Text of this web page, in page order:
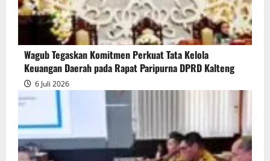
Wagub Tegaskan Komitmen Perkuat Tata Kelola
Keuangan Daerah pada Rapat Paripurna DPRD Kalteng
6 Juli 2026